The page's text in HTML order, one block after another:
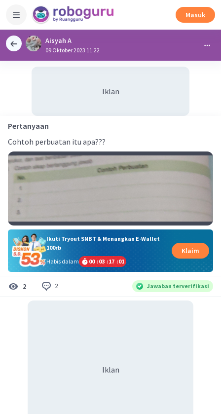
Masuk
Aisyah A
09 Oktober 2023 11:22
Iklan
Pertanyaan
Cohtoh perbuatan itu apa???
Ikuti Tryout SNBT & Menangkan E-Wallet
100rb
Habis dalam
00 :03 :17 :00
Klaim
2 2 Jawaban terverifikasi
Iklan